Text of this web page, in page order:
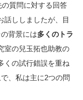
質問に対する回答
話ししましたが、目
背景には多くのトラ
室の兒玉拓也助教の
くの試行錯誤を重ね
、私は主に2つの問